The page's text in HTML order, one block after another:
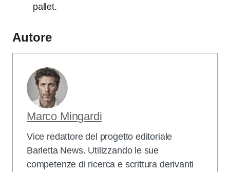
pallet.
Autore
Marco Mingardi
Vice redattore del progetto editoriale
Barletta News. Utilizzando le sue
competenze di ricerca e scrittura derivanti